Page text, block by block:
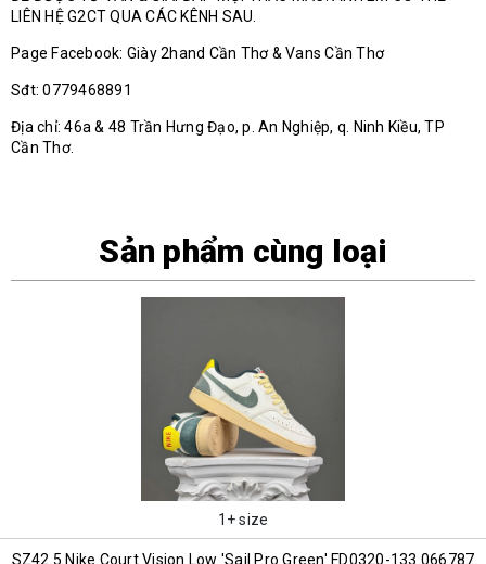
LIÊN HỆ G2CT QUA CÁC KÊNH SAU.
Page Facebook: Giày 2hand Cần Thơ & Vans Cần Thơ
Sđt: 0779468891
Địa chỉ: 46a & 48 Trần Hưng Đạo, p. An Nghiệp, q. Ninh Kiều, TP
Cần Thơ.
Sản phẩm cùng loại
1+ size
SZ42.5 Nike Court Vision Low 'Sail Pro Green' FD0320-133 066787